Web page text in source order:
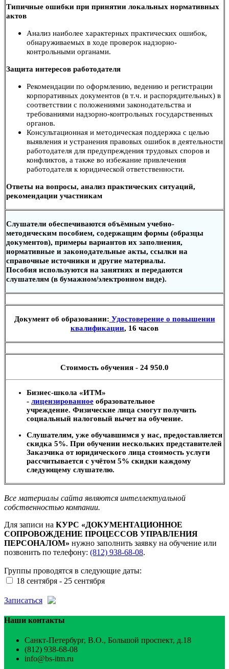
Типичные ошибки при принятии локальных нормативных
актов
Анализ наиболее характерных практических ошибок,
обнаруживаемых в ходе проверок надзорно-
контрольными органами.
Защита интересов работодателя
Рекомендации по оформлению, ведению и регистрации
корпоративных документов (в т.ч. и распорядительных) в
соответствии с положениями законодательства и
требованиями надзорно-контрольных государственных
органов.
Консультационная и методическая поддержка с целью
выявления и устранения правовых ошибок в деятельности
работодателя для предупреждения трудовых споров и
конфликтов, а также во избежание привлечения
работодателя к юридической ответственности.
Ответы на вопросы, анализ практических ситуаций,
рекомендации участникам
Слушатели обеспечиваются объёмным учебно-
методическим пособием, содержащим формы (образцы
документов), примеры вариантов их заполнения,
нормативные и законодательные акты, ссылки на
справочные источники и другие материалы.
Пособия используются на занятиях и передаются
слушателям (в бумажном/электронном виде).
Документ об образовании: Удостоверениео повышении
квалификации, 16 часов
Стоимость обучения - 24 950.0
Бизнес-школа «ИТМ»
- лицензированное образовательное
учреждение. Физические лица смогут получить
социальный налоговый вычет на обучение.
Слушателям, уже обучавшимся у нас, предоставляется
скидка 5%. При обучении нескольких представителей
Заказчика от юридического лица стоимость услуги
рассчитывается с учётом 5% скидки каждому
следующему слушателю.
Все материалы сайта являются интеллектуальной
собственностью компании.
Для записи на КУРС «ДОКУМЕНТАЦИОННОЕ
СОПРОВОЖДЕНИЕ ПРОЦЕССОВ УПРАВЛЕНИЯ
ПЕРСОНАЛОМ» нужно заполнить заявку на обучение или
позвонить по телефону: (812) 938-68-08.
Группы проводятся в следующие даты:
18 сентября - 25 сентября
Записаться
Наши контакты
Санкт-Петербург, В.О., Большой проспект, д.18
(812) 938-68-08
info@bs-itm.ru